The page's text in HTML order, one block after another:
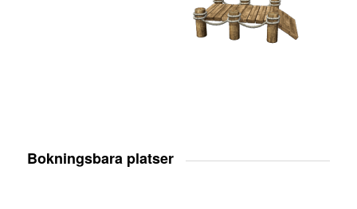
Bokningsbara platser